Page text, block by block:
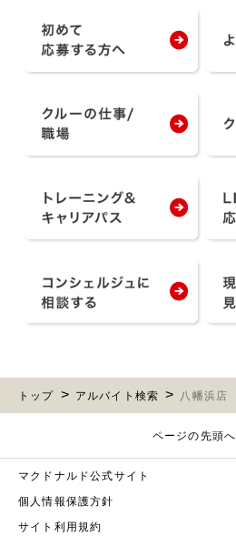
トップ アルバイト検索 八幡浜店
ページの先頭へ
マクドナルド公式サイト
個人情報保護方針
サイト利用規約